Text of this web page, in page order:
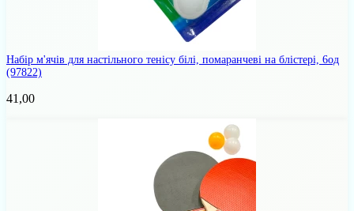
Набір м'ячів для настільного тенісу білі, помаранчеві на блістері, 6од
(97822)
41,00